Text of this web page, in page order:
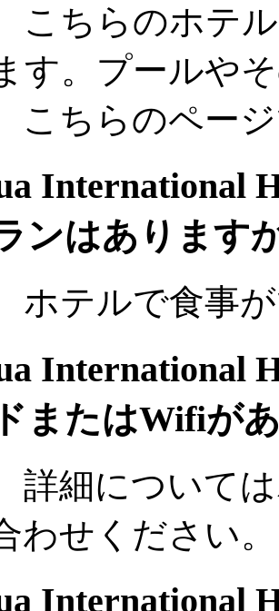
こちらのホテ
す。プールや
こちらのペー
International
ンはあります
ホテルで食事
International
またはWifiが
詳細について
わせください。
International